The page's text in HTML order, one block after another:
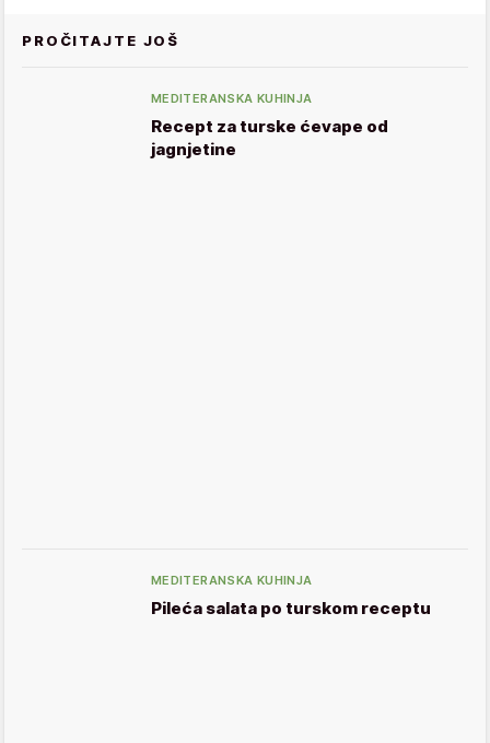
PROČITAJTE JOŠ
MEDITERANSKA KUHINJA
Recept za turske ćevape od
jagnjetine
MEDITERANSKA KUHINJA
Pileća salata po turskom receptu